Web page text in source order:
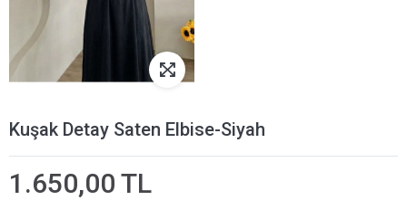
Kuşak Detay Saten Elbise-Siyah
1.650,00 TL